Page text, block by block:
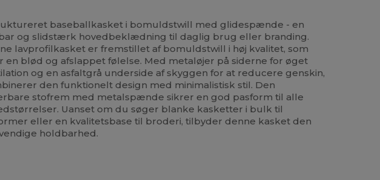
baseballkasket i bomuldstwill med glidespænde - en
og slidstærk hovedbeklædning til daglig brug eller branding.
lavprofilkasket er fremstillet af bomuldstwill i høj kvalitet, som
en blød og afslappet følelse. Med metaløjer på siderne for øget
og en asfaltgrå underside af skyggen for at reducere genskin,
den funktionelt design med minimalistisk stil. Den
stofrem med metalspænde sikrer en god pasform til alle
Uanset om du søger blanke kasketter i bulk til
eller en kvalitetsbase til broderi, tilbyder denne kasket den
holdbarhed.